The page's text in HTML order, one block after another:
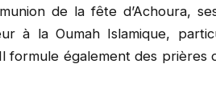
de la fête d’Achoura,
à la Oumah Islamique,
formule également des